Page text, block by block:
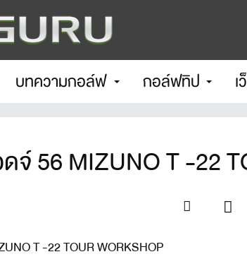
บทความกอล์ฟ กอล์ฟทิป
ดจ์ 56 MIZUNO T -22
T -22 TOUR WORKSHOP